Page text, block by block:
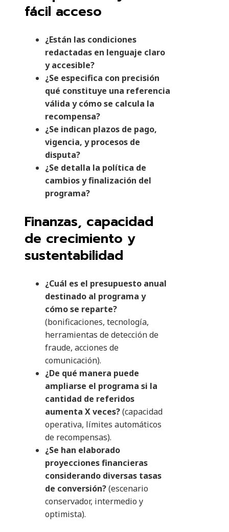
fácil acceso
¿Están las condiciones
redactadas en lenguaje claro
y accesible?
¿Se especifica con precisión
qué constituye una referencia
válida y cómo se calcula la
recompensa?
¿Se indican plazos de pago,
vigencia, y procesos de
disputa?
¿Se detalla la política de
cambios y finalización del
programa?
Finanzas, capacidad
de crecimiento y
sustentabilidad
¿Cuál es el presupuesto anual
destinado al programa y
cómo se reparte?
(bonificaciones, tecnología,
herramientas de detección de
fraude, acciones de
comunicación).
¿De qué manera puede
ampliarse el programa si la
cantidad de referidos
aumenta X veces?(capacidad
operativa, límites automáticos
de recompensas).
¿Se han elaborado
proyecciones financieras
considerando diversas tasas
de conversión?(escenario
conservador, intermedio y
optimista).